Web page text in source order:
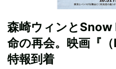
森崎ウィンとSnow
命の再会。映画『（
特報到着